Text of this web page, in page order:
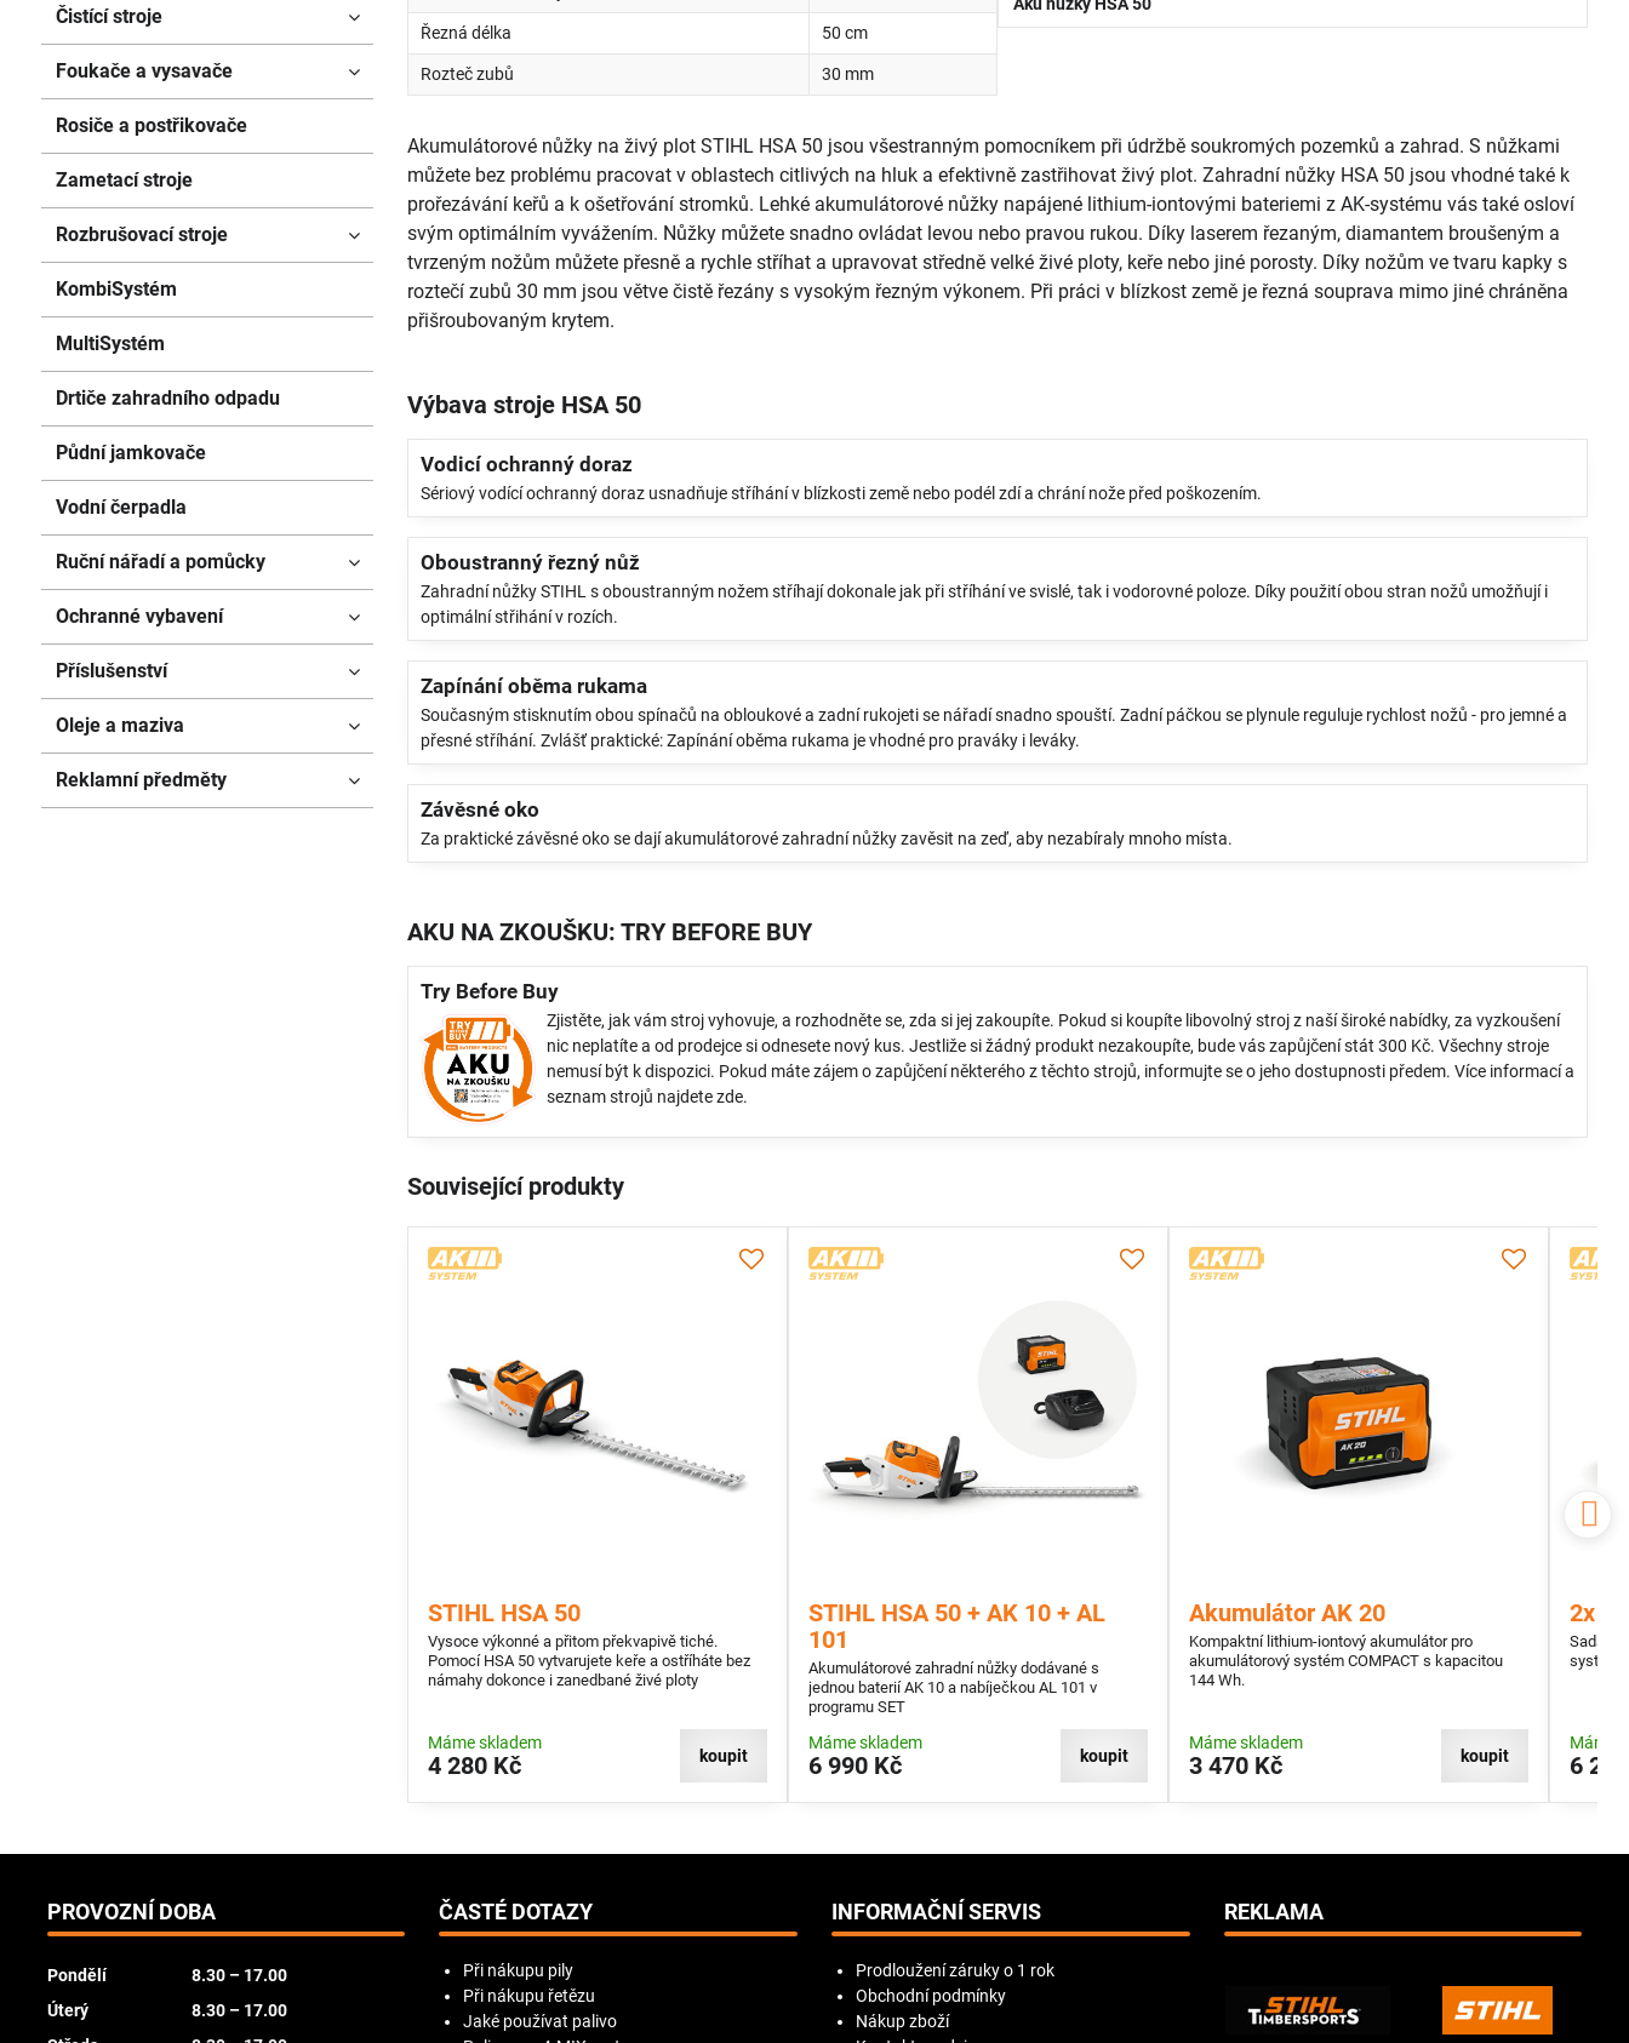
Řezná délka 50 cm
Rozteč zubů 30 mm
Akumulátorové nůžky na živý plot STIHL HSA 50 jsou všestranným pomocníkem při údržbě soukromých pozemků a zahrad. S nůžkami
můžete bez problému pracovat v oblastech citlivých na hluk a efektivně zastřihovat živý plot. Zahradní nůžky HSA 50 jsou vhodné také k
prořezávání keřů a k ošetřování stromků. Lehké akumulátorové nůžky napájené lithium-iontovými bateriemi z AK-systému vás také osloví
svým optimálním vyvážením. Nůžky můžete snadno ovládat levou nebo pravou rukou. Díky laserem řezaným, diamantem broušeným a
tvrzeným nožům můžete přesně a rychle stříhat a upravovat středně velké živé ploty, keře nebo jiné porosty. Díky nožům ve tvaru kapky s
roztečí zubů 30 mm jsou větve čistě řezány s vysokým řezným výkonem. Při práci v blízkost země je řezná souprava mimo jiné chráněna
přišroubovaným krytem.
Výbava stroje HSA 50
Vodicí ochranný doraz
Sériový vodící ochranný doraz usnadňuje stříhání v blízkosti země nebo podél zdí a chrání nože před poškozením.
Oboustranný řezný nůž
Zahradní nůžky STIHL s oboustranným nožem stříhají dokonale jak při stříhání ve svislé, tak i vodorovné poloze. Díky použití obou stran nožů umožňují i
optimální střihání v rozích.
Zapínání oběma rukama
Současným stisknutím obou spínačů na obloukové a zadní rukojeti se nářadí snadno spouští. Zadní páčkou se plynule reguluje rychlost nožů - pro jemné a
přesné stříhání. Zvlášť praktické: Zapínání oběma rukama je vhodné pro praváky i leváky.
Závěsné oko
Za praktické závěsné oko se dají akumulátorové zahradní nůžky zavěsit na zeď, aby nezabíraly mnoho místa.
AKU NA ZKOUŠKU: TRY BEFORE BUY
Try Before Buy
Zjistěte, jak vám stroj vyhovuje, a rozhodněte se, zda si jej zakoupíte. Pokud si koupíte libovolný stroj z naší široké nabídky, za vyzkoušení
nic neplatíte a od prodejce si odnesete nový kus. Jestliže si žádný produkt nezakoupíte, bude vás zapůjčení stát 300 Kč. Všechny stroje
nemusí být k dispozici. Pokud máte zájem o zapůjčení některého z těchto strojů, informujte se o jeho dostupnosti předem. Více informací a
seznam strojů najdetezde.
Související produkty
STIHL HSA 50
Vysoce výkonné a přitom překvapivě tiché.
Pomocí HSA 50 vytvarujete keře a ostříháte bez
námahy dokonce i zanedbané živé ploty
Máme skladem
4 280 Kč koupit
STIHL HSA 50 + AK 10 + AL
101
Akumulátorové zahradní nůžky dodávané s
jednou baterií AK 10 a nabíječkou AL 101 v
programu SET
Máme skladem
6 990 Kč koupit
Akumulátor AK 20
Kompaktní lithium-iontový akumulátor pro
akumulátorový systém COMPACT s kapacitou
144 Wh.
Máme skladem
3 470 Kč koupit
2x
Sada 2
systém
Máme
6
Čistící stroje
Foukače a vysavače
Rosiče a postřikovače
Zametací stroje
Rozbrušovací stroje
KombiSystém
MultiSystém
Drtiče zahradního odpadu
Půdní jamkovače
Vodní čerpadla
Ruční nářadí a pomůcky
Ochranné vybavení
Příslušenství
Oleje a maziva
Reklamní předměty
PROVOZNÍ DOBA
Pondělí
8.30 – 17.00
Úterý
8.30 – 17.00
ČASTÉ DOTAZY
Při nákupu pily
Při nákupu řetězu
Jaké používat palivo
INFORMAČNÍ SERVIS
Prodloužení záruky o 1 rok
Obchodní podmínky
Nákup zboží
REKLAMA